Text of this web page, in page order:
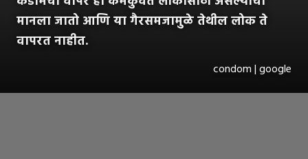
मानला जातो आणि या गैरसमजामुळे तेथील लोक ते
वापरत नाहीत.
condom | google